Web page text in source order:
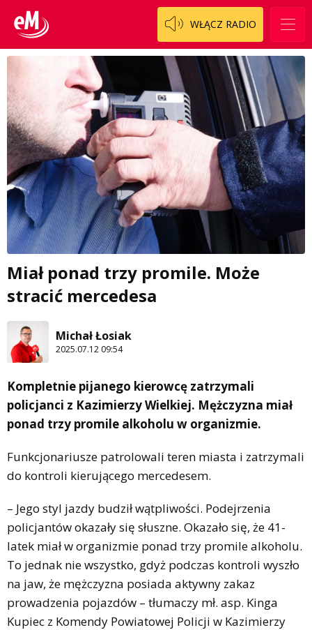
WŁĄCZ RADIO
Miał ponad trzy promile. Może
stracić mercedesa
Michał Łosiak
2025.07.12 09:54
Kompletnie pijanego kierowcę zatrzymali
policjanci z Kazimierzy Wielkiej. Mężczyzna miał
ponad trzy promile alkoholu w organizmie.
Funkcjonariusze patrolowali teren miasta i zatrzymali
do kontroli kierującego mercedesem.
– Jego styl jazdy budził wątpliwości. Podejrzenia
policjantów okazały się słuszne. Okazało się, że 41-
latek miał w organizmie ponad trzy promile alkoholu.
To jednak nie wszystko, gdyż podczas kontroli wyszło
na jaw, że mężczyzna posiada aktywny zakaz
prowadzenia pojazdów – tłumaczy mł. asp. Kinga
Kupiec z Komendy Powiatowej Policji w Kazimierzy